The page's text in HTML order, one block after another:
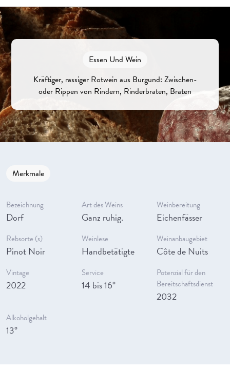
Essen Und Wein
Kräftiger, rassiger Rotwein aus Burgund: Zwischen-
oder Rippen von Rindern, Rinderbraten, Braten
Merkmale
Bezeichnung
Dorf
Art des Weins
Ganz ruhig.
Weinbereitung
Eichenfässer
Rebsorte (s)
Pinot Noir
Weinlese
Handbetätigte
Weinanbaugebiet
Côte de Nuits
Vintage
2022
Service
14 bis 16°
Potenzial für den
Bereitschaftsdienst
2032
Alkoholgehalt
13°